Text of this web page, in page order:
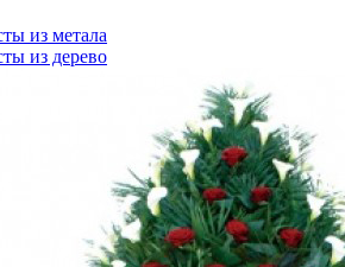
из метала
из дерево